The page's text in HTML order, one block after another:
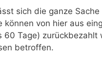
sich die ganze
können von hier aus
60 Tage)
betroffen.